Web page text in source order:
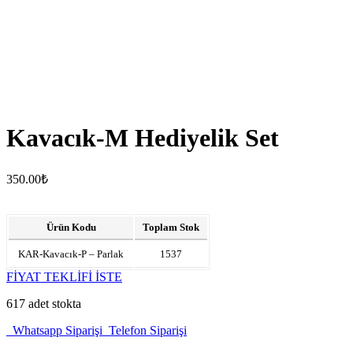
Kavacık-M Hediyelik Set
350.00₺
Ürün Kodu Toplam Stok
KAR-Kavacık-P – Parlak 1537
FİYAT TEKLİFİ İSTE
617 adet stokta
Whatsapp Siparişi Telefon Siparişi